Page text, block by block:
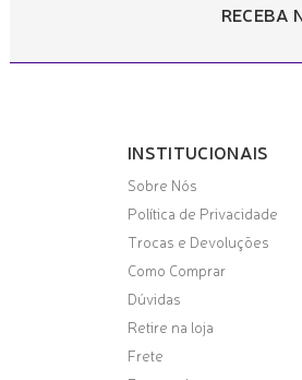
RECEBA
INSTITUCIONAIS
Sobre Nós
Política de Privacidade
Trocas e Devoluções
Como Comprar
Dúvidas
Retire na loja
Frete